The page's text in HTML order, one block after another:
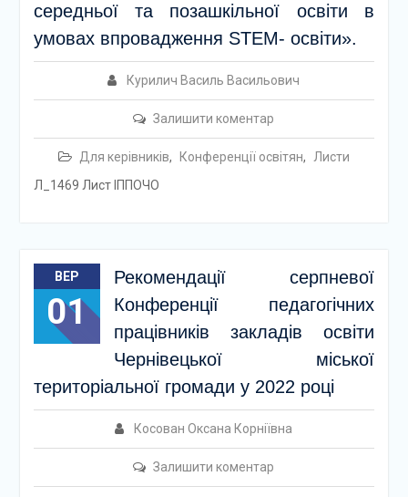
середньої та позашкільної освіти в
умовах впровадження STEM- освіти».
Курилич Василь Васильович
Залишити коментар
Для керівників, Конференції освітян,
Листи
Л_1469 Лист ІППОЧО
ВЕР
01
Рекомендації серпневої
Конференції педагогічних
працівників закладів освіти
Чернівецької міської
територіальної громади у 2022 році
Косован Оксана Корніївна
Залишити коментар